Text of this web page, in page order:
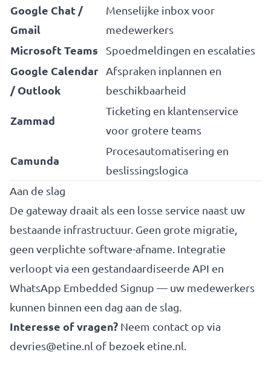
Google Chat /
Gmail
Menselijke inbox voor
medewerkers
Microsoft Teams Spoedmeldingen en escalaties
Google Calendar
/ Outlook
Afspraken inplannen en
beschikbaarheid
Zammad
Ticketing en klantenservice
voor grotere teams
Camunda
Procesautomatisering en
beslissingslogica
Aan de slag
De gateway draait als een losse service naast uw
bestaande infrastructuur. Geen grote migratie,
geen verplichte software-afname. Integratie
verloopt via een gestandaardiseerde API en
WhatsApp Embedded Signup — uw medewerkers
kunnen binnen een dag aan de slag.
Interesse of vragen? Neem contact op via
devries@etine.nl of bezoek etine.nl